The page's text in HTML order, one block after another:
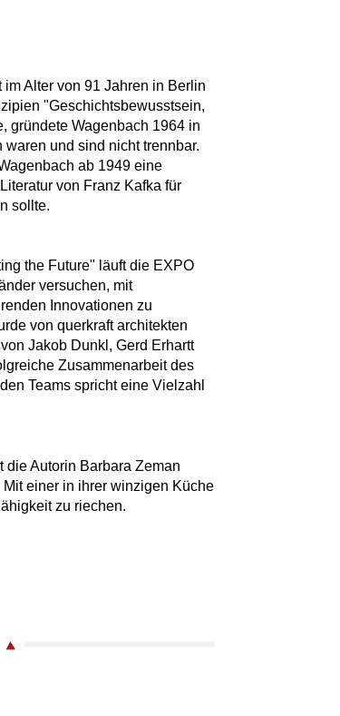
Alter von 91 Jahren in Berlin
"Geschichtsbewusstsein,
gründete Wagenbach 1964 in
und sind nicht trennbar.
ab 1949 eine
von Franz Kafka für
sollte.
the Future" läuft die EXPO
versuchen, mit
Innovationen zu
von querkraft architekten
Jakob Dunkl, Gerd Erhartt
Zusammenarbeit des
Teams spricht eine Vielzahl
die Autorin Barbara Zeman
einer in ihrer winzigen Küche
zu riechen.